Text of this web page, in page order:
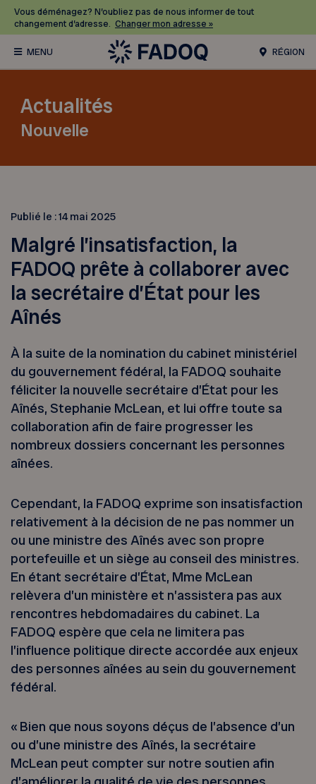
Vous déménagez? N’oubliez pas de nous informer de tout
changement d’adresse. Changer mon adresse »
RÉGION
Actualités
Nouvelle
Publié le :14 mai 2025
Malgré l’insatisfaction, la
FADOQ prête à collaborer avec
la secrétaire d’État pour les
Aînés
À la suite de la nomination du cabinet ministériel
du gouvernement fédéral, la FADOQ souhaite
féliciter la nouvelle secrétaire d’État pour les
Aînés, Stephanie McLean, et lui offre toute sa
collaboration afin de faire progresser les
nombreux dossiers concernant les personnes
aînées.
Cependant, la FADOQ exprime son insatisfaction
relativement à la décision de ne pas nommer un
ou une ministre des Aînés avec son propre
portefeuille et un siège au conseil des ministres.
En étant secrétaire d’État, Mme McLean
relèvera d’un ministère et n’assistera pas aux
rencontres hebdomadaires du cabinet. La
FADOQ espère que cela ne limitera pas
l’influence politique directe accordée aux enjeux
des personnes aînées au sein du gouvernement
fédéral.
« Bien que nous soyons déçus de l’absence d’un
ou d’une ministre des Aînés, la secrétaire
McLean peut compter sur notre soutien afin